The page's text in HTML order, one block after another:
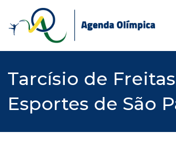
content
Tarcísio de
Esportes de São